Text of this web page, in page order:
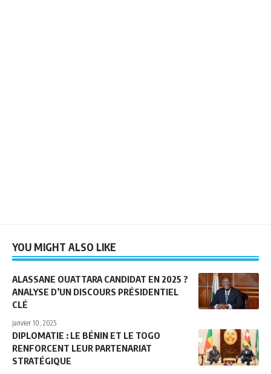
YOU MIGHT ALSO LIKE
ALASSANE OUATTARA CANDIDAT EN 2025 ?
ANALYSE D’UN DISCOURS PRÉSIDENTIEL
CLÉ
janvier 10, 2025
DIPLOMATIE : LE BÉNIN ET LE TOGO
RENFORCENT LEUR PARTENARIAT
STRATÉGIQUE